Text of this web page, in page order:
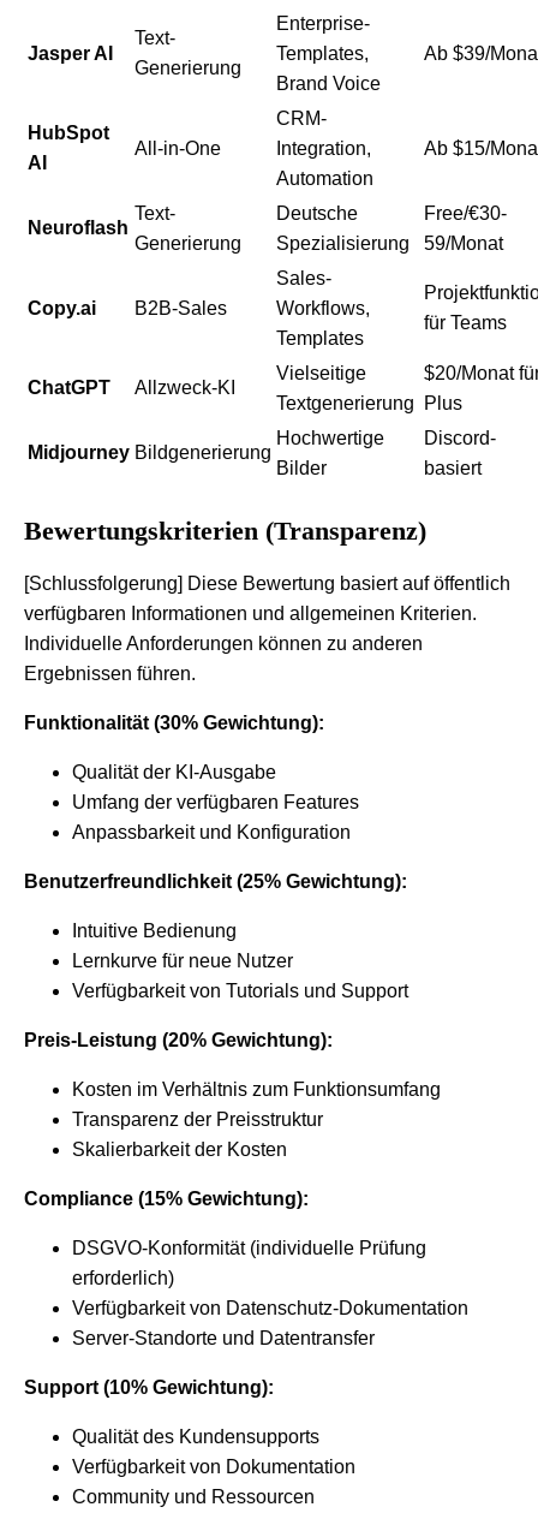
Jasper AI
Text-
Generierung
Enterprise-
Templates,
Brand Voice
Ab $39/
HubSpot
AI
All-in-One
CRM-
Integration,
Automation
Ab $15/
Neuroflash
Text-
Generierung
Deutsche
Spezialisierung
Free/€30-
59/Monat
Copy.ai B2B-Sales
Sales-
Workflows,
Templates
für Teams
ChatGPT Allzweck-KI
Vielseitige
Textgenerierung
$20/Monat
Plus
Midjourney Bildgenerierung
Hochwertige
Bilder
Discord-
basiert
Bewertungskriterien (Transparenz)
[Schlussfolgerung] Diese Bewertung basiert auf öffentlich
verfügbaren Informationen und allgemeinen Kriterien.
Individuelle Anforderungen können zu anderen
Ergebnissen führen.
Funktionalität (30% Gewichtung):
Qualität der KI-Ausgabe
Umfang der verfügbaren Features
Anpassbarkeit und Konfiguration
Benutzerfreundlichkeit (25% Gewichtung):
Intuitive Bedienung
Lernkurve für neue Nutzer
Verfügbarkeit von Tutorials und Support
Preis-Leistung (20% Gewichtung):
Kosten im Verhältnis zum Funktionsumfang
Transparenz der Preisstruktur
Skalierbarkeit der Kosten
Compliance (15% Gewichtung):
DSGVO-Konformität (individuelle Prüfung
erforderlich)
Verfügbarkeit von Datenschutz-Dokumentation
Server-Standorte und Datentransfer
Support (10% Gewichtung):
Qualität des Kundensupports
Verfügbarkeit von Dokumentation
Community und Ressourcen